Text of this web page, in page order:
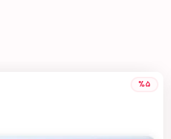
%5